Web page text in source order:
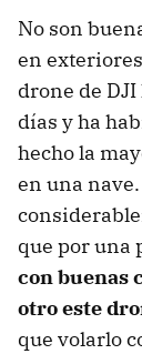
No son
en
drone de
días y ha
hecho la
en una
que por una
con buenas
otro este
que volarlo